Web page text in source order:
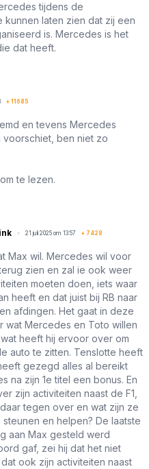
tijdens de
laten zien dat zij een
is. Mercedes is het
dat heeft.
+ 11685
en tevens Mercedes
ben niet zo
te lezen.
21 juli 2025 om 13:57 + 7428
Max wil. Mercedes wil voor
zien en zal ie ook weer
moeten doen, iets waar
heeft en dat juist bij RB naar
afdingen. Het gaat in deze
wat Mercedes en Toto willen
heeft hij ervoor over om
auto te zitten. Tenslotte heeft
gezegd alles al bereikt
na zijn 1e titel een bonus. En
zijn activiteiten naast de F1,
tegen over en wat zijn ze
en helpen? De laatste
aan Max gesteld werd
gaf, zei hij dat het niet
ook zijn activiteiten naast